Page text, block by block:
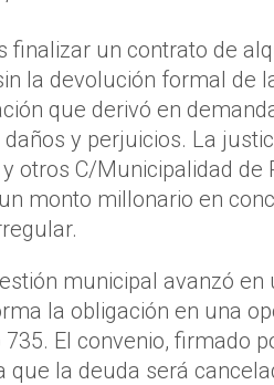
finalizar un contrato de
la devolución formal de
que derivó en
y perjuicios. La
otros C/Municipalidad de
monto millonario en
municipal avanzó
la obligación en una
El convenio, firmado
la deuda será